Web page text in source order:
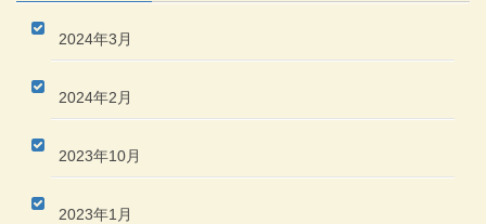
2024年3月
2024年2月
2023年10月
2023年1月